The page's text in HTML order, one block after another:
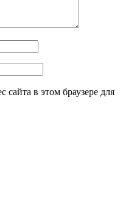
сайта в этом браузере для